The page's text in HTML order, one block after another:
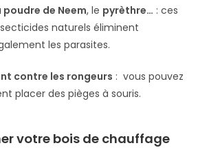
poudre de Neem, le pyrèthre… : ces
naturels éliminent
les parasites.
contre les rongeurs : vous pouvez
placer des pièges à souris.
votre bois de chauffage